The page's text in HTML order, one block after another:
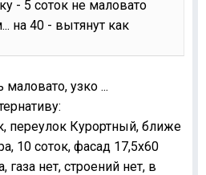
- 5 соток не маловато
на 40 - вытянут как
узко ...
переулок Курортный, ближе
10 соток, фасад 17,5х60
газа нет, строений нет, в